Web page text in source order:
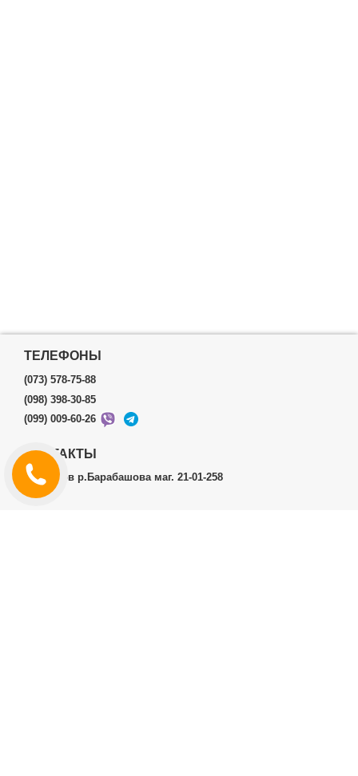
ТЕЛЕФОНЫ
(073) 578-75-88
(098) 398-30-85
(099) 009-60-26
КОНТАКТЫ
г.Харьков р.Барабашова маг. 21-01-258